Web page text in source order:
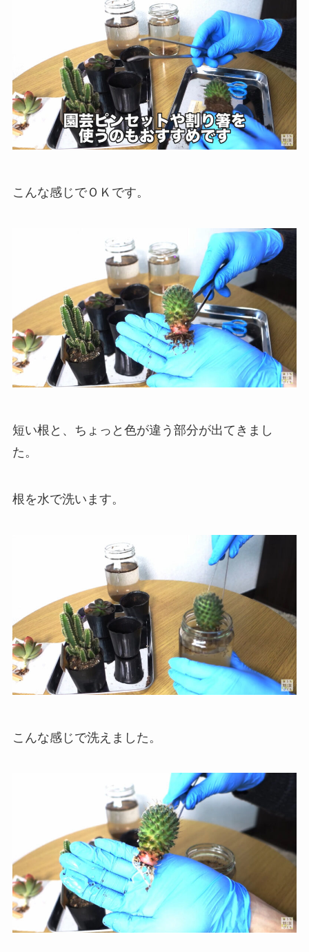
こんな感じでＯＫです。
短い根と、ちょっと色が違う部分が出てきまし
た。
根を水で洗います。
こんな感じで洗えました。